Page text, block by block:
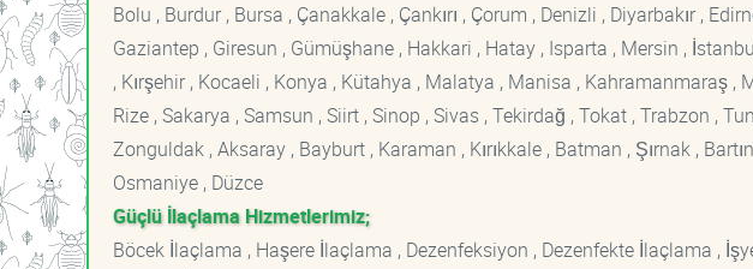
Bolu , Burdur , Bursa , Çanakkale , Çankırı , Çorum , Denizli , Diyarbakır ,
Gaziantep , Giresun , Gümüşhane , Hakkari , Hatay , Isparta , Mersin ,
, Kırşehir , Kocaeli , Konya , Kütahya , Malatya , Manisa , Kahramanmaraş ,
Rize , Sakarya , Samsun , Siirt , Sinop , Sivas , Tekirdağ , Tokat , Trabzon ,
Zonguldak , Aksaray , Bayburt , Karaman , Kırıkkale , Batman , Şırnak ,
Osmaniye , Düzce
Güçlü İlaçlama Hizmetlerimiz;
Böcek İlaçlama , Haşere İlaçlama , Dezenfeksiyon , Dezenfekte İlaçlama ,